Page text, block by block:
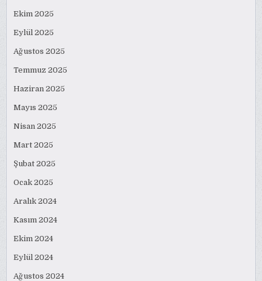
Ekim 2025
Eylül 2025
Ağustos 2025
Temmuz 2025
Haziran 2025
Mayıs 2025
Nisan 2025
Mart 2025
Şubat 2025
Ocak 2025
Aralık 2024
Kasım 2024
Ekim 2024
Eylül 2024
Ağustos 2024